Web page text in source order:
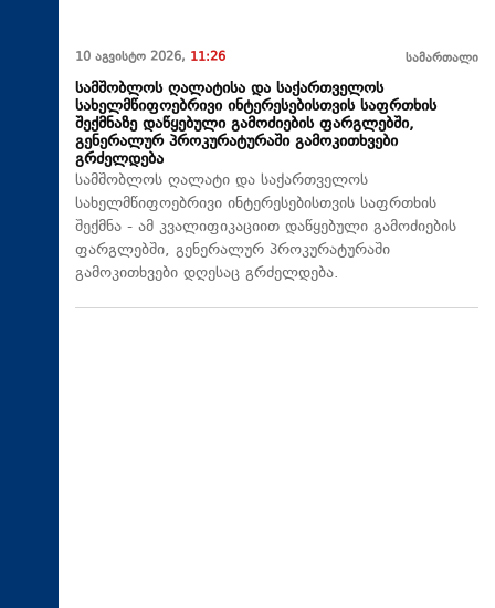
10 აგვისტო 2026, 11:26 სამართალი
სამშობლოს ღალატისა და საქართველოს
სახელმწიფოებრივი ინტერესებისთვის საფრთხის
შექმნაზე დაწყებული გამოძიების ფარგლებში,
გენერალურ პროკურატურაში გამოკითხვები
გრძელდება
სამშობლოს ღალატი და საქართველოს
სახელმწიფოებრივი ინტერესებისთვის საფრთხის
შექმნა - ამ კვალიფიკაციით დაწყებული გამოძიების
ფარგლებში, გენერალურ პროკურატურაში
გამოკითხვები დღესაც გრძელდება.